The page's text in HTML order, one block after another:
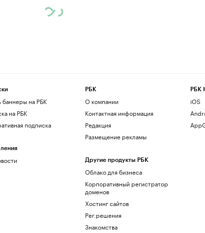
баннеры на РБК
на РБК
подписка
РБК
О компании
Контактная информация
Редакция
Размещение рекламы
Другие продукты РБК
Облако для бизнеса
Корпоративный регистратор
доменов
Хостинг сайтов
Рег.решения
Знакомства
РБК
iOS